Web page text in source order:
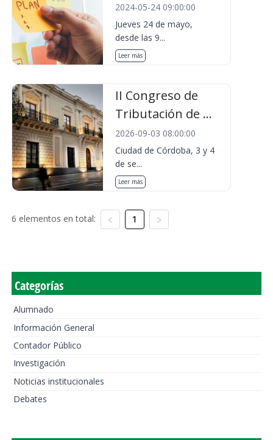
2024-05-24 09:00:00
Jueves 24 de mayo,
desde las 9...
Leer más
II Congreso de
Tributación de ...
2026-09-03 08:00:00
Ciudad de Córdoba, 3 y 4
de se...
Leer más
6 elementos en total: 1
Categorías
Alumnado
Información General
Contador Público
Investigación
Noticias institucionales
Debates